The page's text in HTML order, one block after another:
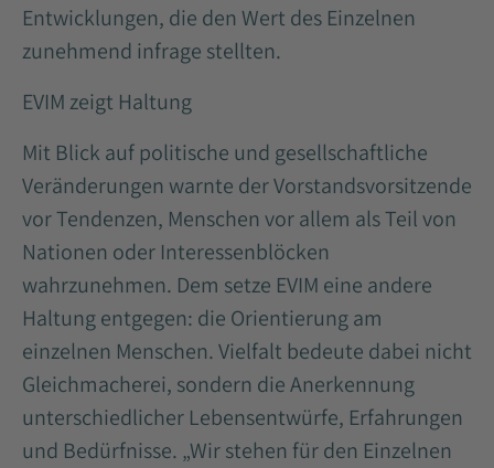
Entwicklungen, die den Wert des Einzelnen
zunehmend infrage stellten.
EVIM zeigt Haltung
Mit Blick auf politische und gesellschaftliche
Veränderungen warnte der Vorstandsvorsitzende
vor Tendenzen, Menschen vor allem als Teil von
Nationen oder Interessenblöcken
wahrzunehmen. Dem setze EVIM eine andere
Haltung entgegen: die Orientierung am
einzelnen Menschen. Vielfalt bedeute dabei nicht
Gleichmacherei, sondern die Anerkennung
unterschiedlicher Lebensentwürfe, Erfahrungen
und Bedürfnisse. „Wir stehen für den Einzelnen